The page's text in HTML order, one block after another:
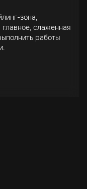
зона,
слаженная
работы